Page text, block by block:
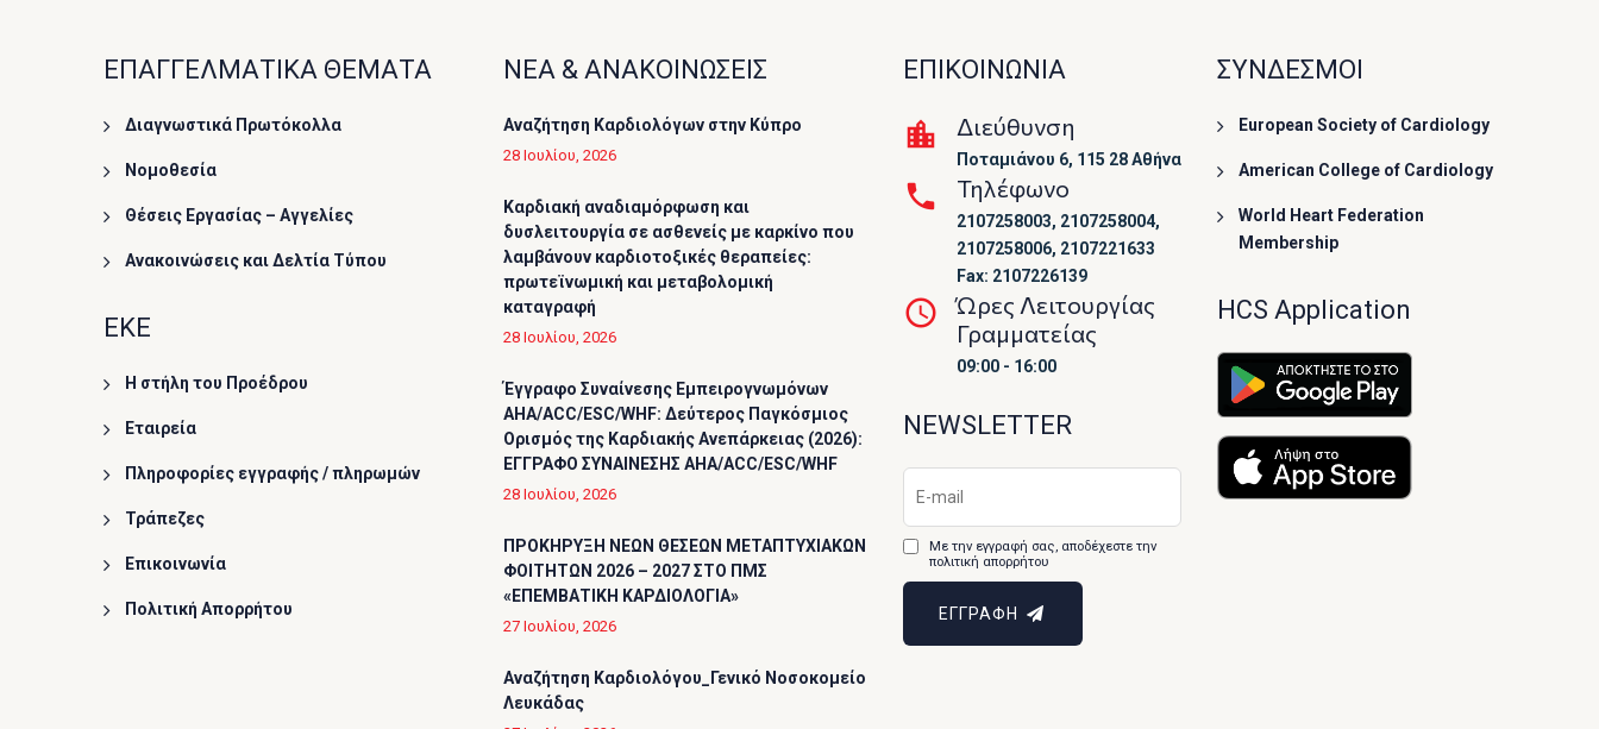
ΕΠΑΓΓΕΛΜΑΤΙΚΑ ΘΕΜΑΤΑ
Διαγνωστικά Πρωτόκολλα
Νομοθεσία
Θέσεις Εργασίας – Αγγελίες
Ανακοινώσεις και Δελτία Τύπου
ΕΚΕ
Η στήλη του Προέδρου
Εταιρεία
Πληροφορίες εγγραφής / πληρωμών
Τράπεζες
Επικοινωνία
Πολιτική Απορρήτου
ΝΕΑ & ΑΝΑΚΟΙΝΩΣΕΙΣ
Αναζήτηση Καρδιολόγων στην Κύπρο
28 Ιουλίου, 2026
Καρδιακή αναδιαμόρφωση και
δυσλειτουργία σε ασθενείς με καρκίνο που
λαμβάνουν καρδιοτοξικές θεραπείες:
πρωτεϊνωμική και μεταβολομική
καταγραφή
28 Ιουλίου, 2026
Έγγραφο Συναίνεσης Εμπειρογνωμόνων
AHA/ACC/ESC/WHF: Δεύτερος Παγκόσμιος
Ορισμός της Καρδιακής Ανεπάρκειας (2026):
ΕΓΓΡΑΦΟ ΣΥΝΑΙΝΕΣΗΣ AHA/ACC/ESC/WHF
28 Ιουλίου, 2026
ΠΡΟΚΗΡΥΞΗ ΝΕΩΝ ΘΕΣΕΩΝ ΜΕΤΑΠΤΥΧΙΑΚΩΝ
ΦΟΙΤΗΤΩΝ 2026 – 2027 ΣΤΟ ΠΜΣ
«ΕΠΕΜΒΑΤΙΚΗ ΚΑΡΔΙΟΛΟΓΙΑ»
27 Ιουλίου, 2026
Αναζήτηση Καρδιολόγου_Γενικό Νοσοκομείο
Λευκάδας
ΕΠΙΚΟΙΝΩΝΙΑ
Διεύθυνση
Ποταμιάνου 6, 115 28 Αθήνα
Τηλέφωνο
2107258003, 2107258004,
2107258006, 2107221633
Fax: 2107226139
Ώρες Λειτουργίας
Γραμματείας
09:00 - 16:00
NEWSLETTER
Με την εγγραφή σας, αποδέχεστε την
πολιτική απορρήτου
ΕΓΓΡΑΦΗ
ΣΥΝΔΕΣΜΟΙ
European Society of Cardiology
American College of Cardiology
World Heart Federation
Membership
HCS Application